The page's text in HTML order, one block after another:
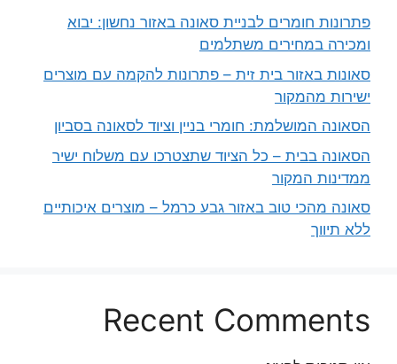
פתרונות חומרים לבניית סאונה באזור נחשון: יבוא
ומכירה במחירים משתלמים
סאונות באזור בית זית – פתרונות להקמה עם מוצרים
ישירות מהמקור
הסאונה המושלמת: חומרי בניין וציוד לסאונה בסביון
הסאונה בבית – כל הציוד שתצטרכו עם משלוח ישיר
ממדינות המקור
סאונה מהכי טוב באזור גבע כרמל – מוצרים איכותיים
ללא תיווך
Recent Comments